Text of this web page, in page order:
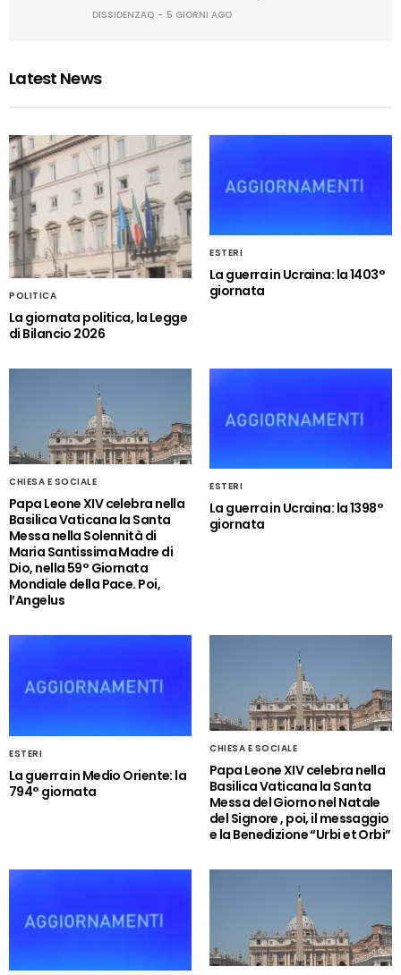
DISSIDENZAQ 5 GIORNI AGO
Latest News
POLITICA
La giornata politica, la Legge
di Bilancio 2026
ESTERI
La guerra in Ucraina: la 1403°
giornata
CHIESA E SOCIALE
Papa Leone XIV celebra nella
Basilica Vaticana la Santa
Messa nella Solennità di
Maria Santissima Madre di
Dio, nella 59° Giornata
Mondiale della Pace. Poi,
l’Angelus
ESTERI
La guerra in Ucraina: la 1398°
giornata
ESTERI
La guerra in Medio Oriente: la
794° giornata
CHIESA E SOCIALE
Papa Leone XIV celebra nella
Basilica Vaticana la Santa
Messa del Giorno nel Natale
del Signore , poi, il messaggio
e la Benedizione “Urbi et Orbi”